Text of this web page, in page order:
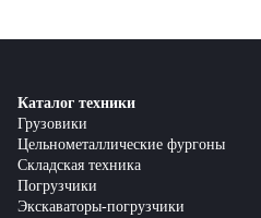
Каталог техники
Грузовики
Цельнометаллические фургоны
Складская техника
Погрузчики
Экскаваторы-погрузчики